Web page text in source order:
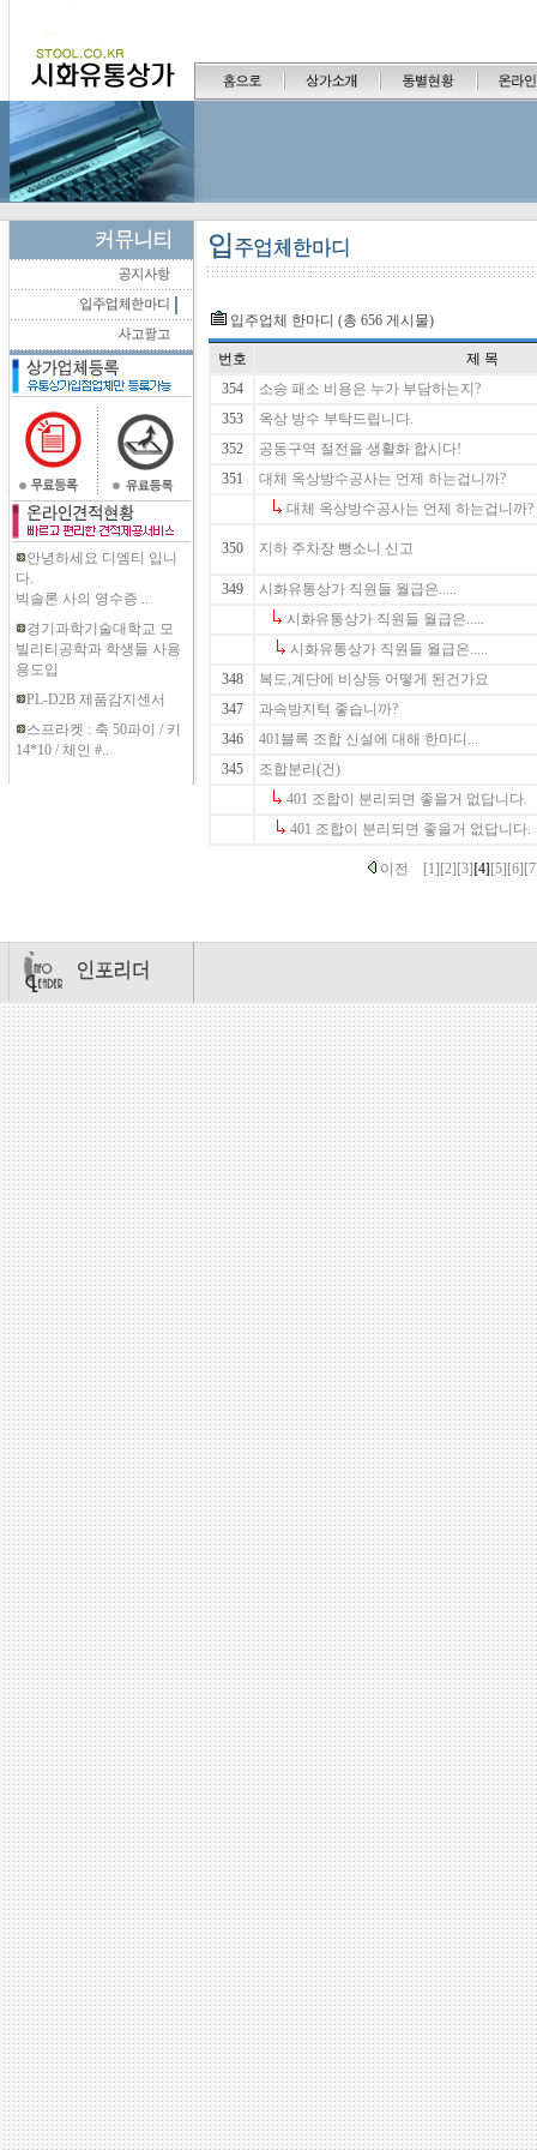
안녕하세요 디엠티 입니
다.
빅솔론 사의 영수증 ..
경기과학기술대학교 모
빌리티공학과 학생들 사용
용도입
PL-D2B 제품감지센서
스프라켓 : 축 50파이 / 키
14*10 / 체인 #..
입주업체 한마디 (총 656 게시물)
번호
제 목
354
소송 패소 비용은 누가 부담하는지?
353
옥상 방수 부탁드립니다.
352
공동구역 절전을 생활화 합시다!
351
대체 옥상방수공사는 언제 하는겁니까?
대체 옥상방수공사는 언제 하는겁니까?
350 지하 주차장 뺑소니 신고
349
시화유통상가 직원들 월급은.....
시화유통상가 직원들 월급은.....
시화유통상가 직원들 월급은.....
348
복도,계단에 비상등 어떻게 된건가요
347
과속방지턱 좋습니까?
346
401블록 조합 신설에 대해 한마디...
345
조합분리(건)
401 조합이 분리되면 좋을거 없답니다.
401 조합이 분리되면 좋을거 없답니다.
이전 [1] [2] [3] [4] [5] [6]